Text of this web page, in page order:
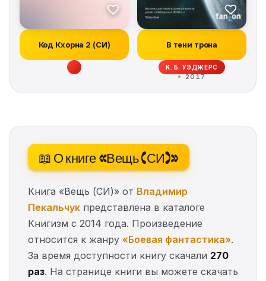
Код Кхорна 2 (СИ) В тени трона
К. Б. УЭДЖЕРС
2017
📖 О книге «Вещь (СИ)»
Книга «Вещь (СИ)» от Владимир
Пекальчук представлена в каталоге
Книгизм с 2014 года. Произведение
относится к жанру «Боевая фантастика».
За время доступности книгу скачали 270
раз. На странице книги вы можете скачать